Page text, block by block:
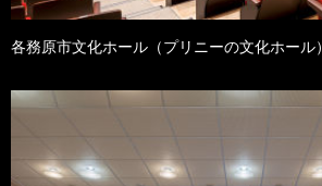
各務原市文化ホール（プリニーの文化ホール）